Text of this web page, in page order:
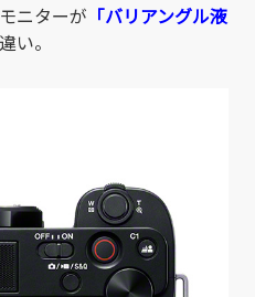
ニターが 「バリアングル液
い。